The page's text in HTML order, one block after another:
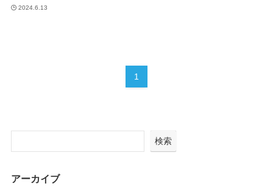
2024.6.13
1
検索
アーカイブ